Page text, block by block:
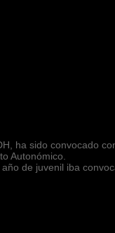
ha sido convocado
Autonómico.
de juvenil iba